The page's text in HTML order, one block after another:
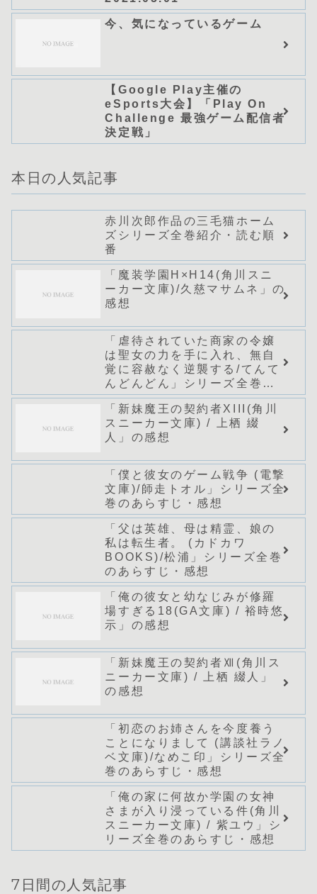
今、気になっているゲーム
【Google Play主催の
eSports大会】「Play On
Challenge 最強ゲーム配信者
決定戦」
本日の人気記事
赤川次郎作品の三毛猫ホーム
ズシリーズ全巻紹介・読む順
番
「魔装学園H×H14(角川スニ
ーカー文庫)/久慈マサムネ」の
感想
「虐待されていた商家の令嬢
は聖女の力を手に入れ、無自
覚に容赦なく逆襲する/てんて
んどんどん」シリーズ全巻の
あらすじ・感想
「新妹魔王の契約者XIII(角川
スニーカー文庫) / 上栖 綴
人」の感想
「僕と彼女のゲーム戦争 (電撃
文庫)/師走トオル」シリーズ全
巻のあらすじ・感想
「父は英雄、母は精霊、娘の
私は転生者。 (カドカワ
BOOKS)/松浦」シリーズ全巻
のあらすじ・感想
「俺の彼女と幼なじみが修羅
場すぎる18(GA文庫) / 裕時悠
示」の感想
「新妹魔王の契約者Ⅻ(角川ス
ニーカー文庫) / 上栖 綴人」
の感想
「初恋のお姉さんを今度養う
ことになりまして (講談社ラノ
ベ文庫)/なめこ印」シリーズ全
巻のあらすじ・感想
「俺の家に何故か学園の女神
さまが入り浸っている件(角川
スニーカー文庫) / 紫ユウ」シ
リーズ全巻のあらすじ・感想
7日間の人気記事